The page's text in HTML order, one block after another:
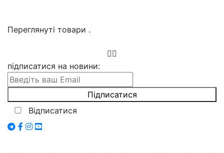
Переглянуті товари .
підписатися на новини:
Відписатися